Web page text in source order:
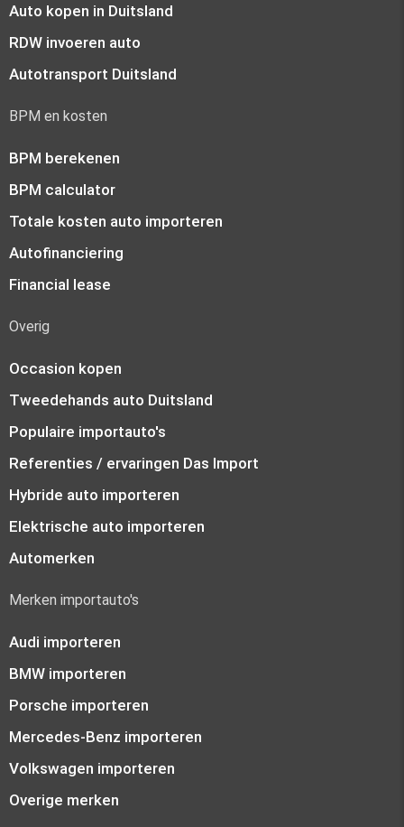
Auto kopen in Duitsland
RDW invoeren auto
Autotransport Duitsland
BPM en kosten
BPM berekenen
BPM calculator
Totale kosten auto importeren
Autofinanciering
Financial lease
Overig
Occasion kopen
Tweedehands auto Duitsland
Populaire importauto's
Referenties / ervaringen Das Import
Hybride auto importeren
Elektrische auto importeren
Automerken
Merken importauto's
Audi importeren
BMW importeren
Porsche importeren
Mercedes-Benz importeren
Volkswagen importeren
Overige merken